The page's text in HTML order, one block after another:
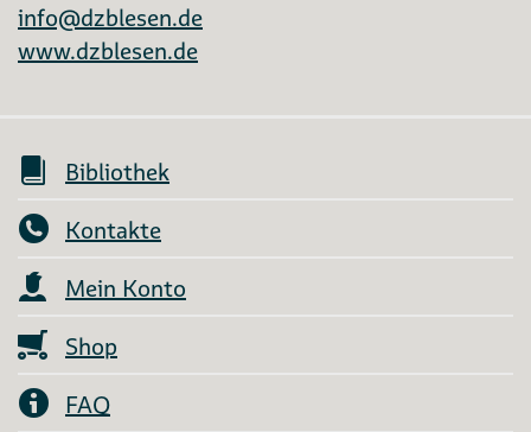
info@dzblesen.de
www.dzblesen.de
Bibliothek
Kontakte
Mein Konto
Shop
FAQ